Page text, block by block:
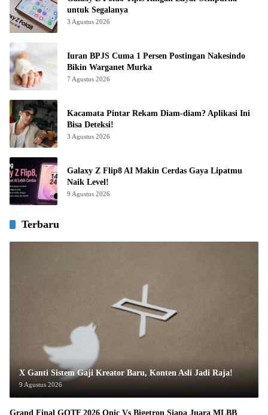
untuk Segalanya
3 Agustus 2026
Iuran BPJS Cuma 1 Persen Postingan Nakesindo
Bikin Warganet Murka
7 Agustus 2026
Kacamata Pintar Rekam Diam-diam? Aplikasi Ini
Bisa Deteksi!
3 Agustus 2026
Galaxy Z Flip8 AI Makin Cerdas Gaya Lipatmu
Naik Level!
9 Agustus 2026
Terbaru
X Ganti Sistem Gaji Kreator Baru, Konten Asli Jadi Raja!
9 Agustus 2026
Grand Final GOTF 2026 Onic Vs Bigetron Siapa Juara MLBB